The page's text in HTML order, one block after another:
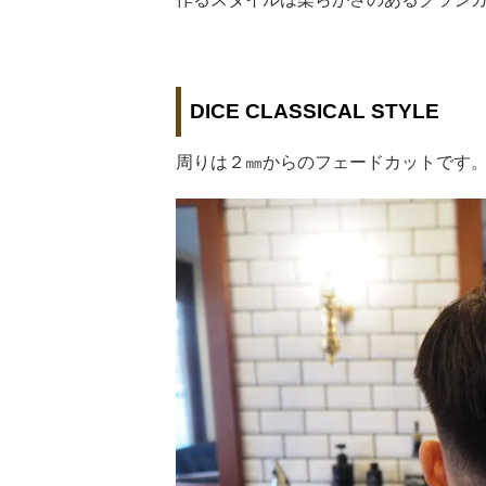
DICE CLASSICAL STYLE
周りは２㎜からのフェードカットです